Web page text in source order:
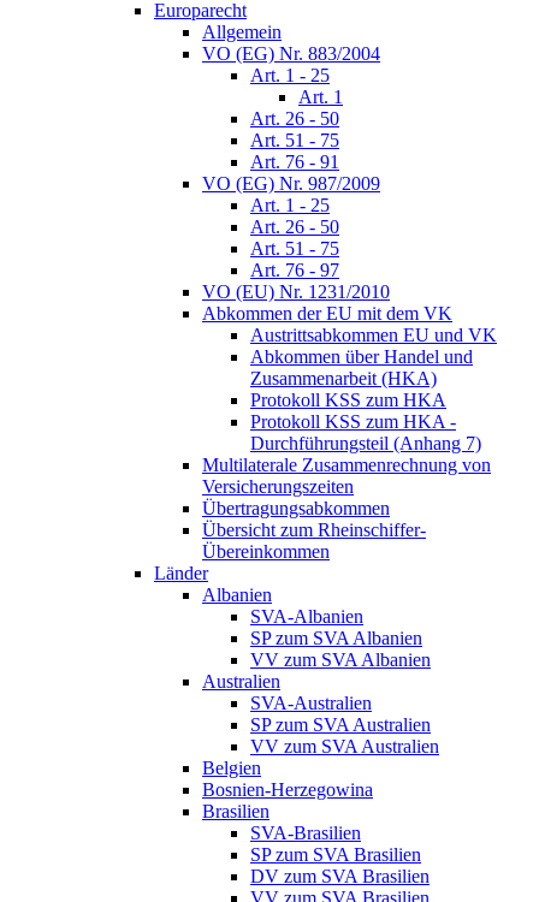
Europarecht
Allgemein
VO (EG) Nr. 883/2004
Art. 1 - 25
Art. 1
Art. 26 - 50
Art. 51 - 75
Art. 76 - 91
VO (EG) Nr. 987/2009
Art. 1 - 25
Art. 26 - 50
Art. 51 - 75
Art. 76 - 97
VO (EU) Nr. 1231/2010
Abkommen der EU mit dem VK
Austrittsabkommen EU und VK
Abkommen über Handel und
Zusammenarbeit (HKA)
Protokoll KSS zum HKA
Protokoll KSS zum HKA -
Durchführungsteil (Anhang 7)
Multilaterale Zusammenrechnung von
Versicherungszeiten
Übertragungsabkommen
Übersicht zum Rheinschiffer-
Übereinkommen
Länder
Albanien
SVA-Albanien
SP zum SVA Albanien
VV zum SVA Albanien
Australien
SVA-Australien
SP zum SVA Australien
VV zum SVA Australien
Belgien
Bosnien-Herzegowina
Brasilien
SVA-Brasilien
SP zum SVA Brasilien
DV zum SVA Brasilien
VV zum SVA Brasilien